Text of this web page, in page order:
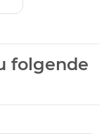
folgende